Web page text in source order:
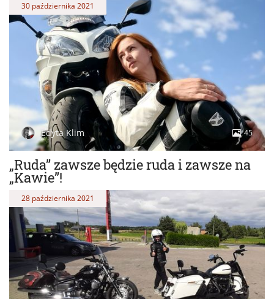
„Ruda” zawsze będzie ruda i zawsze na
„Kawie”!
30 października 2021
Edyta Klim 45
28 października 2021